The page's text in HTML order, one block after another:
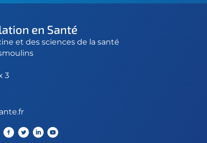
en Santé
et des sciences de la santé
3